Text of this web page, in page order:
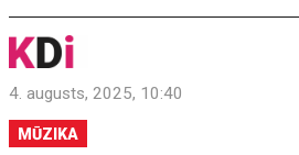
4. augusts, 2025, 10:40
MŪZIKA